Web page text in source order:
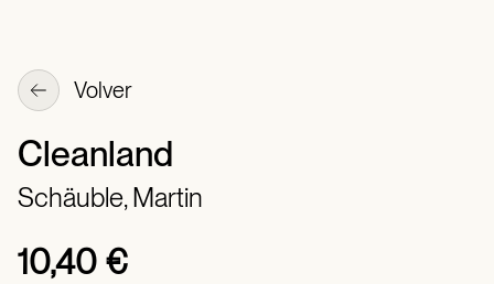
Volver
Cleanland
Schäuble, Martin
10,40 €